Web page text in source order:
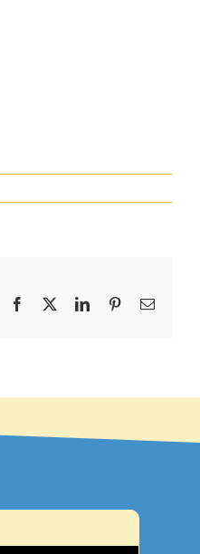
Facebook LinkedInPinterest
E-